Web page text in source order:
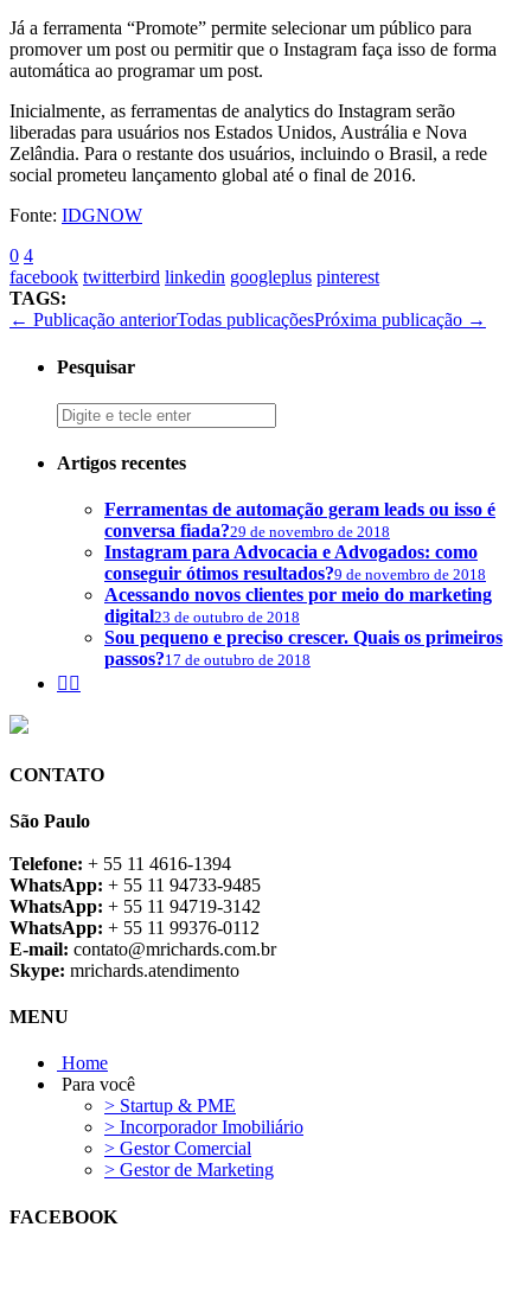
Já a ferramenta “Promote” permite selecionar um público para
promover um post ou permitir que o Instagram faça isso de forma
automática ao programar um post.
Inicialmente, as ferramentas de analytics do Instagram serão
liberadas para usuários nos Estados Unidos, Austrália e Nova
Zelândia. Para o restante dos usuários, incluindo o Brasil, a rede
social prometeu lançamento global até o final de 2016.
Fonte: IDGNOW
0 4
facebook twitterbird linkedin googleplus pinterest
TAGS:
← Publicação anteriorTodas publicaçõesPróxima publicação →
Pesquisar
Artigos recentes
Ferramentas de automação geram leads ou isso é
conversa fiada?29 de novembro de 2018
Instagram para Advocacia e Advogados: como
conseguir ótimos resultados?9 de novembro de 2018
Acessando novos clientes por meio do marketing
digital23 de outubro de 2018
Sou pequeno e preciso crescer. Quais os primeiros
passos?17 de outubro de 2018
 
CONTATO
São Paulo
Telefone: + 55 11 4616-1394
WhatsApp: + 55 11 94733-9485
WhatsApp: + 55 11 94719-3142
WhatsApp: + 55 11 99376-0112
E-mail: contato@mrichards.com.br
Skype: mrichards.atendimento
MENU
Home
Para você
> Startup & PME
> Incorporador Imobiliário
> Gestor Comercial
> Gestor de Marketing
FACEBOOK